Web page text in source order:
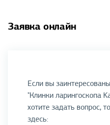
Заявка онлайн
Если вы
"Клинки ларингоскопа
хотите задать вопрос,
здесь: